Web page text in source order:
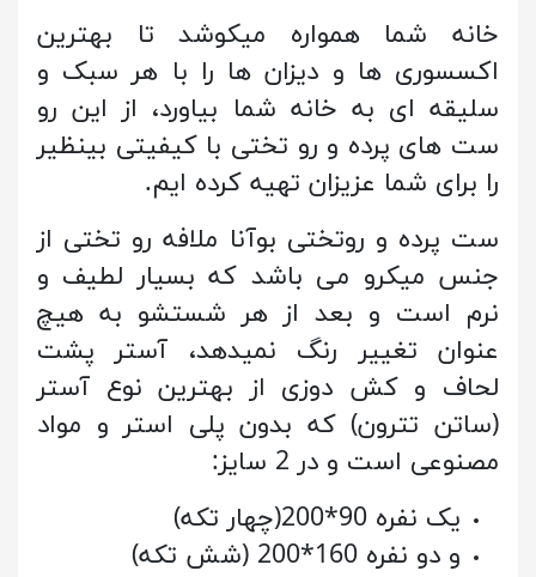
خانه شما همواره میکوشد تا بهترین
اکسسوری ها و دیزان ها را با هر سبک و
سلیقه ای به خانه شما بیاورد، از این رو
ست های پرده و رو تختی با کیفیتی بینظیر
را برای شما عزیزان تهیه کرده ایم.
ست پرده و روتختی بوآنا ملافه رو تختی از
جنس میکرو می باشد که بسیار لطیف و
نرم است و بعد از هر شستشو به هیچ
عنوان تغییر رنگ نمیدهد، آستر پشت
لحاف و کش دوزی از بهترین نوع آستر
(ساتن تترون) که بدون پلی استر و مواد
مصنوعی است و در 2 سایز:
یک نفره 90*200(چهار تکه)
و دو نفره 160*200 (شش تکه)